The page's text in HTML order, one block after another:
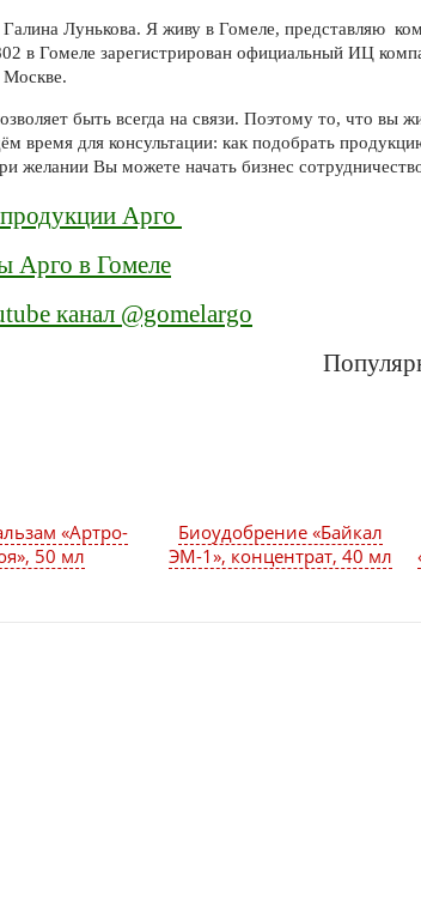
Лунькова. Я живу в Гомеле, представляю
в Гомеле зарегистрирован официальный ИЦ
Москве.
быть всегда на связи. Поэтому то, что
время для консультации: как подобрать
желании Вы можете начать бизнес
Арго
Арго в Гомеле
канал @gomelargo
«Артро-
50 мл
Биоудобрение «Байкал
ЭМ-1», концентрат, 40 мл